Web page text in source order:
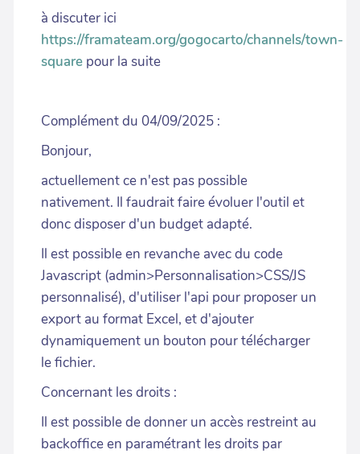
à discuter ici
https://framateam.org/gogocarto/channels/town-
square pour la suite
Complément du 04/09/2025 :
Bonjour,
actuellement ce n'est pas possible
nativement. Il faudrait faire évoluer l'outil et
donc disposer d'un budget adapté.
Il est possible en revanche avec du code
Javascript (admin>Personnalisation>CSS/JS
personnalisé), d'utiliser l'api pour proposer un
export au format Excel, et d'ajouter
dynamiquement un bouton pour télécharger
le fichier.
Concernant les droits :
Il est possible de donner un accès restreint au
backoffice en paramétrant les droits par